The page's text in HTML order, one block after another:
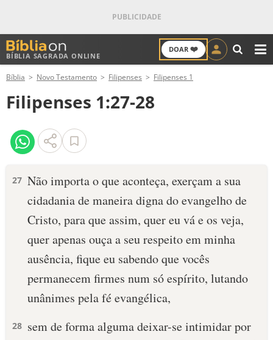
BÍBLIA SAGRADA ONLINE
DOAR ❤️
ANTIGO TESTAMENTO
NOVO TESTAMENTO
VERSÍCULOS
PALAVRA DO DIA
DEVOCIONAL DIÁRIO
10 MANDAMENTOS
ESTUDOS BÍBLICOS
Bíblia Novo Testamento Filipenses Filipenses 1
Filipenses 1:27-28
27 Não importa o que aconteça, exerçam a sua
cidadania de maneira digna do evangelho de
Cristo, para que assim, quer eu vá e os veja,
quer apenas ouça a seu respeito em minha
ausência, fique eu sabendo que vocês
permanecem firmes num só espírito, lutando
unânimes pela fé evangélica,
28 sem de forma alguma deixar-se intimidar por